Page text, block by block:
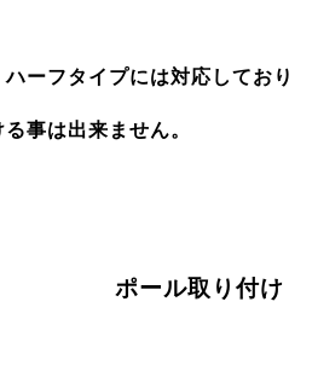
ーフタイプには対応しており
事は出来ません。
取り付け